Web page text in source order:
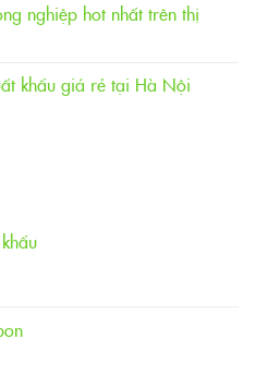
nghiệp hot nhất trên thị
khẩu giá rẻ tại Hà Nội